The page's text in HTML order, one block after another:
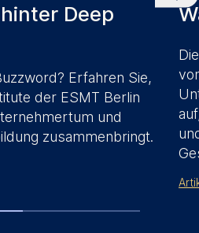
Deep
Erfahren Sie,
der ESMT Berlin
und
zusammenbringt.